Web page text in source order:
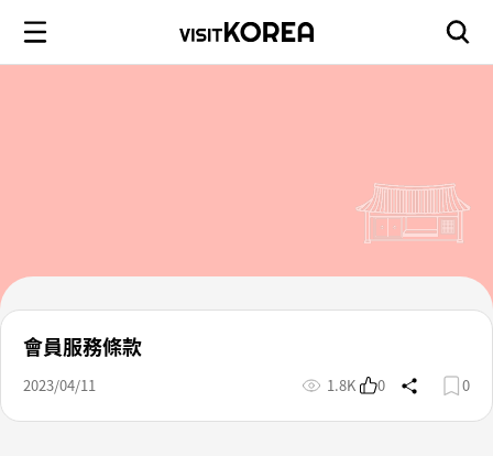
會員服務條款
2023/04/11 1.8K 0 0